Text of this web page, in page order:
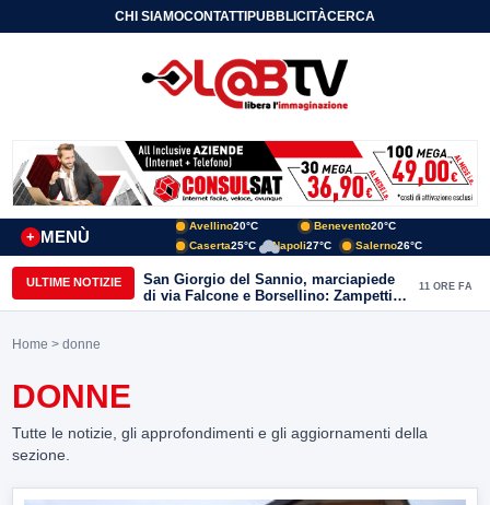
CHI SIAMOCONTATTIPUBBLICITÀCERCA
MENÙ
+
Avellino20°C Benevento20°C
Caserta25°C Napoli27°C Salerno26°C
ULTIME NOTIZIE
San Giorgio del Sannio, marciapiede
di via Falcone e Borsellino: Zampetti e
Lombardi replicano alle polemiche
11 ORE FA
Home > donne
DONNE
Tutte le notizie, gli approfondimenti e gli aggiornamenti della
sezione.